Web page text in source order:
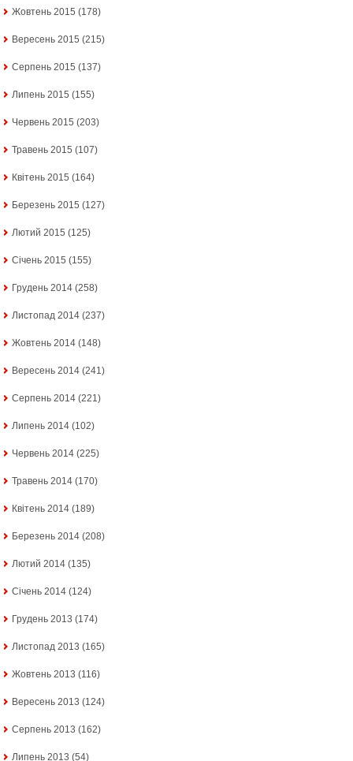
Жовтень 2015 (178)
Вересень 2015 (215)
Серпень 2015 (137)
Липень 2015 (155)
Червень 2015 (203)
Травень 2015 (107)
Квітень 2015 (164)
Березень 2015 (127)
Лютий 2015 (125)
Січень 2015 (155)
Грудень 2014 (258)
Листопад 2014 (237)
Жовтень 2014 (148)
Вересень 2014 (241)
Серпень 2014 (221)
Липень 2014 (102)
Червень 2014 (225)
Травень 2014 (170)
Квітень 2014 (189)
Березень 2014 (208)
Лютий 2014 (135)
Січень 2014 (124)
Грудень 2013 (174)
Листопад 2013 (165)
Жовтень 2013 (116)
Вересень 2013 (124)
Серпень 2013 (162)
Липень 2013 (54)